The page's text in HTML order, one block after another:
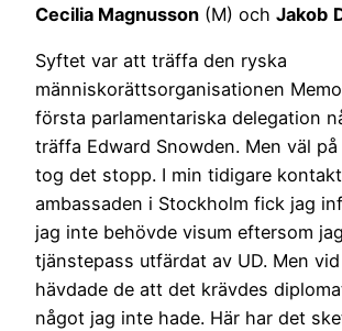
Cecilia Magnusson (M) och Jakob
Syftet var att träffa den ryska
människorättsorganisationen
första parlamentariska delegation
träffa Edward Snowden. Men väl
tog det stopp. I min tidigare
ambassaden i Stockholm fick jag
jag inte behövde visum eftersom
tjänstepass utfärdat av UD. Men
hävdade de att det krävdes
något jag inte hade. Här har det